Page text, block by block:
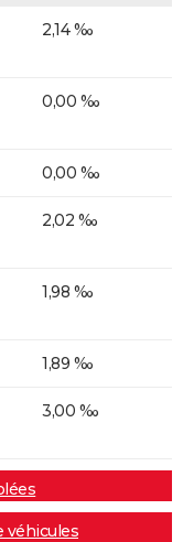
2,14 ‰
0,00 ‰
0,00 ‰
2,02 ‰
1,98 ‰
1,89 ‰
3,00 ‰
véhicules